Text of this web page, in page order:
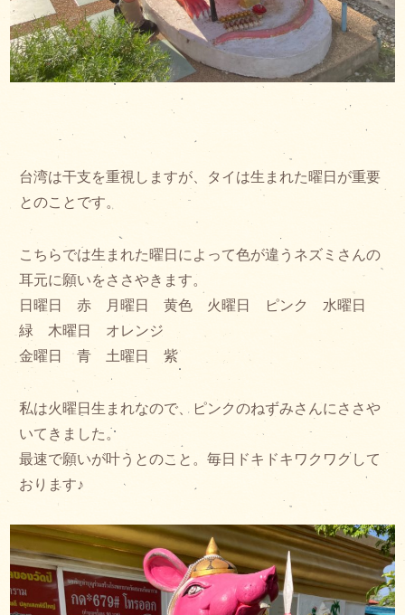
台湾は干支を重視しますが、タイは生まれた曜日が重要
とのことです。
こちらでは生まれた曜日によって色が違うネズミさんの
耳元に願いをささやきます。
日曜日 赤 月曜日 黄色 火曜日 ピンク 水曜日
緑 木曜日 オレンジ
金曜日 青 土曜日 紫
私は火曜日生まれなので、ピンクのねずみさんにささや
いてきました。
最速で願いが叶うとのこと。毎日ドキドキワクワクして
おります♪